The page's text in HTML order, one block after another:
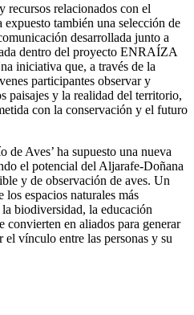
recursos relacionados con el
también una selección de
desarrollada junto a
dentro del proyecto ENRAÍZA
iniciativa que, a través de la
participantes observar y
paisajes y la realidad del territorio,
con la conservación y el futuro
Aves’ ha supuesto una nueva
el potencial del Aljarafe-Doñana
y de observación de aves. Un
espacios naturales más
biodiversidad, la educación
convierten en aliados para generar
vínculo entre las personas y su